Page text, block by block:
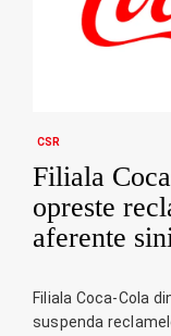
CSR
Filiala
opreste
aferente
Filiala Coca-Cola
suspenda